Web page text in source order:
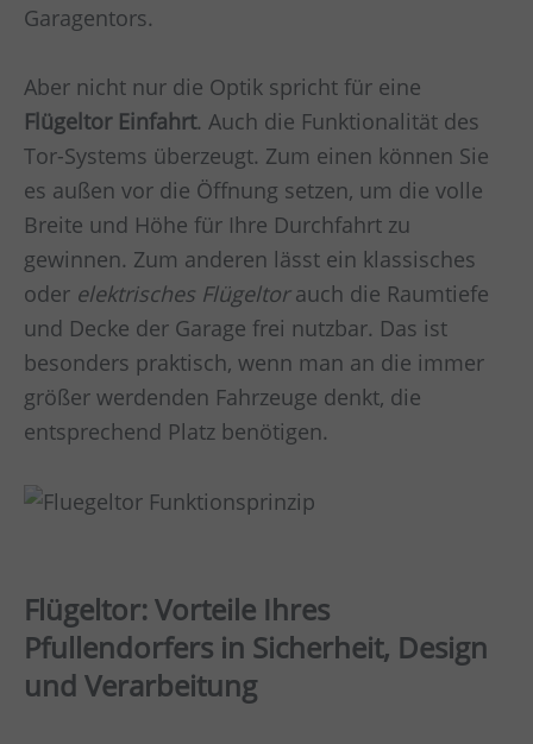
Garagentors.
Aber nicht nur die Optik spricht für eine
Flügeltor Einfahrt. Auch die Funktionalität des
Tor-Systems überzeugt. Zum einen können Sie
es außen vor die Öffnung setzen, um die volle
Breite und Höhe für Ihre Durchfahrt zu
gewinnen. Zum anderen lässt ein klassisches
oder elektrisches Flügeltorauch die Raumtiefe
und Decke der Garage frei nutzbar. Das ist
besonders praktisch, wenn man an die immer
größer werdenden Fahrzeuge denkt, die
entsprechend Platz benötigen.
Flügeltor: Vorteile Ihres
Pfullendorfers in Sicherheit, Design
und Verarbeitung